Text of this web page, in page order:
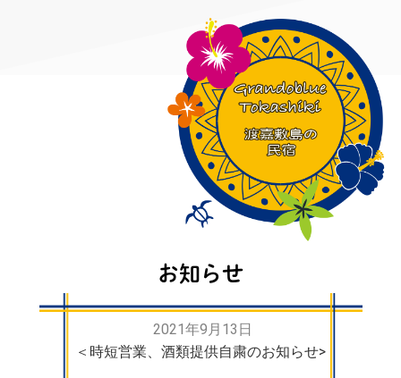
お知らせ
2021年9月13日
＜時短営業、酒類提供自粛のお知らせ>